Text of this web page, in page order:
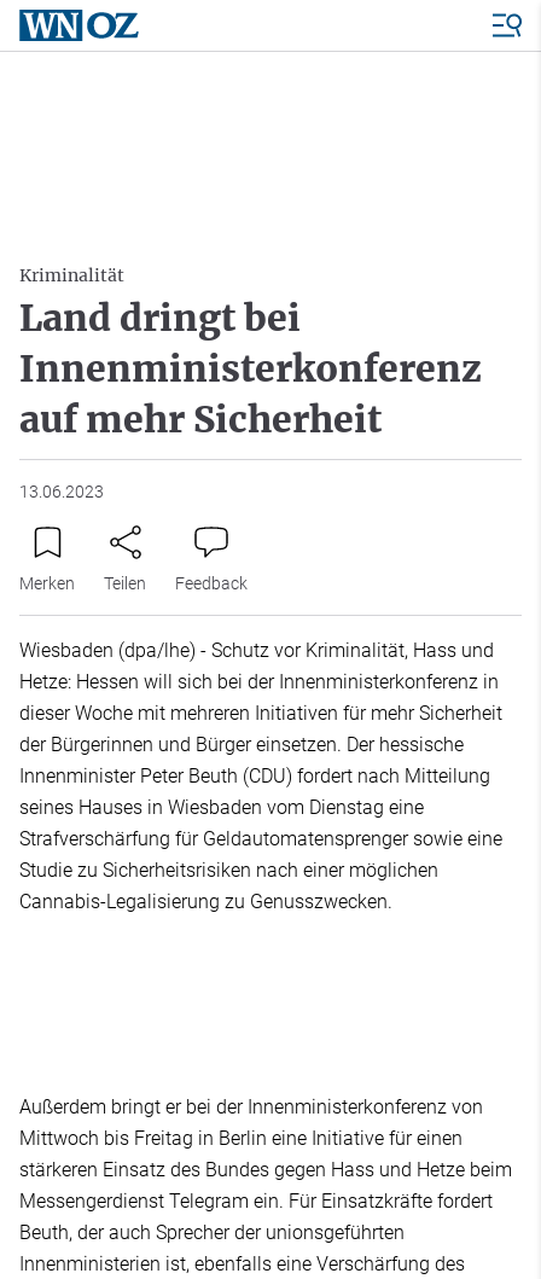
Kriminalität
Land dringt bei
Innenministerkonferenz
auf mehr Sicherheit
13.06.2023
Merken Teilen Feedback
Wiesbaden (dpa/lhe) - Schutz vor Kriminalität, Hass und
Hetze: Hessen will sich bei der Innenministerkonferenz in
dieser Woche mit mehreren Initiativen für mehr Sicherheit
der Bürgerinnen und Bürger einsetzen. Der hessische
Innenminister Peter Beuth (CDU) fordert nach Mitteilung
seines Hauses in Wiesbaden vom Dienstag eine
Strafverschärfung für Geldautomatensprenger sowie eine
Studie zu Sicherheitsrisiken nach einer möglichen
Cannabis-Legalisierung zu Genusszwecken.
Außerdem bringt er bei der Innenministerkonferenz von
Mittwoch bis Freitag in Berlin eine Initiative für einen
stärkeren Einsatz des Bundes gegen Hass und Hetze beim
Messengerdienst Telegram ein. Für Einsatzkräfte fordert
Beuth, der auch Sprecher der unionsgeführten
Innenministerien ist, ebenfalls eine Verschärfung des